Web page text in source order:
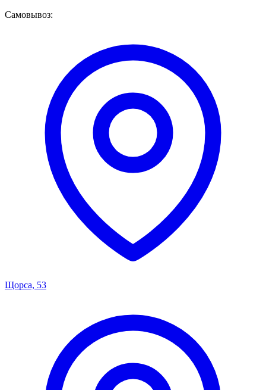
Самовывоз:
Щорса, 53